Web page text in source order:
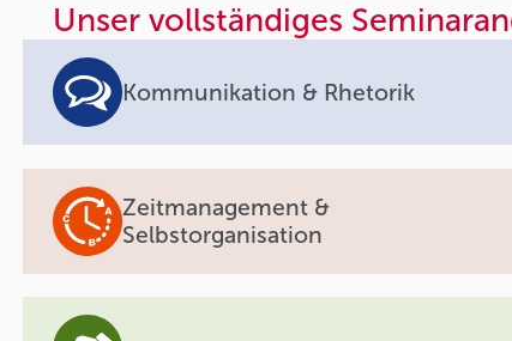
Unser vollständiges
Kommunikation & Rhetorik
Zeitmanagement &
Selbstorganisation